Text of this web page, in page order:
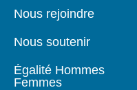
page
Nous rejoindre
Nous soutenir
Égalité Hommes
Femmes